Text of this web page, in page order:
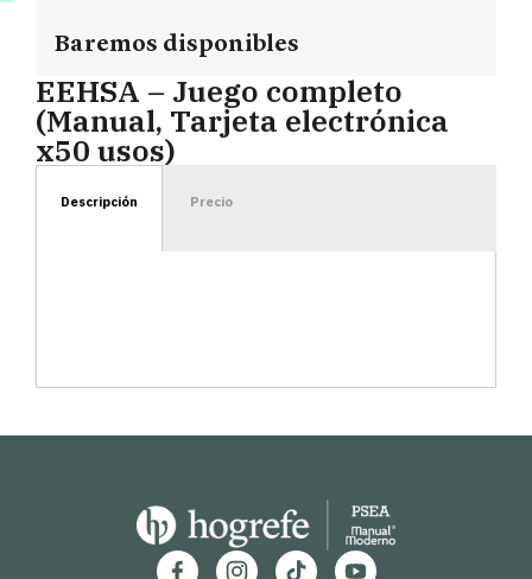
Baremos disponibles
EEHSA – Juego completo
(Manual, Tarjeta electrónica
x50 usos)
Descripción Precio